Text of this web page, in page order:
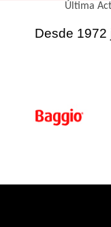
Última
Desde 1972